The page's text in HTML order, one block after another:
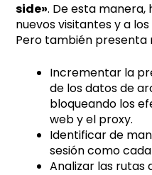
side». De esta manera,
nuevos visitantes y a
Pero también presenta
Incrementar la
de los datos de
bloqueando los
web y el proxy.
Identificar de
sesión como
Analizar las rutas